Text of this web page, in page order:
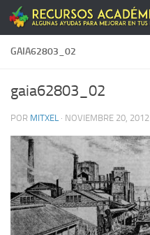
Saltar al contenido
GAIA62803_02
gaia62803_02
POR MITXEL · NOVIEMBRE 20, 2012